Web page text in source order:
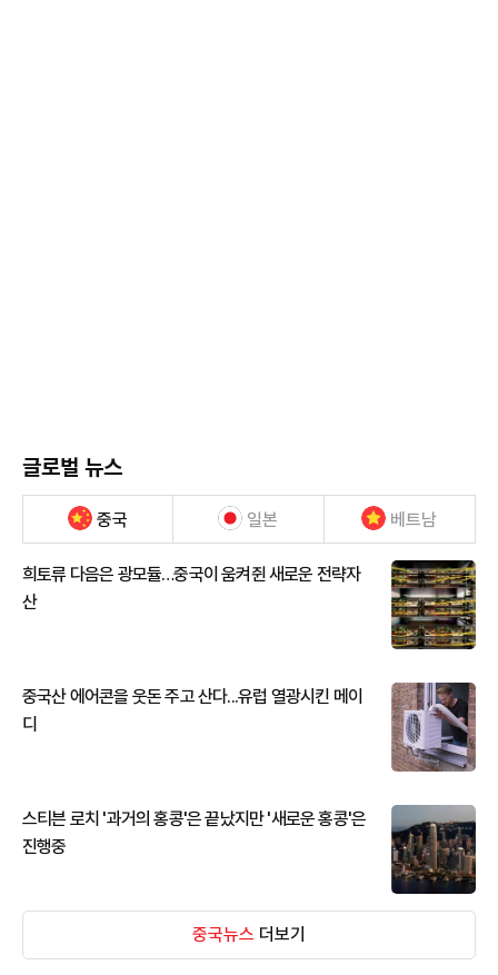
글로벌 뉴스
중국 일본 베트남
희토류 다음은 광모듈…중국이 움켜쥔 새로운 전략자
산
중국산 에어콘을 웃돈 주고 산다...유럽 열광시킨 메이
디
스티븐 로치 '과거의 홍콩'은 끝났지만 '새로운 홍콩'은
진행중
중국뉴스 더보기